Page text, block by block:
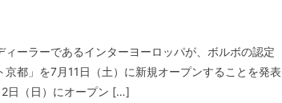
ーラーであるインターヨーロッパが、ボルボの認定
都」を7月11日（土）に新規オープンすることを発表
日（日）にオープン […]